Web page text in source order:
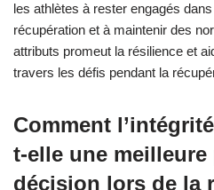
dans la
?
améliorer la récupération des
clés incluent l’honnêteté, la
Ces principes favorisent un